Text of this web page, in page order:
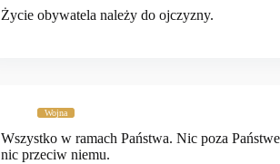
Życie obywatela należy do ojczyzny.
Wojna
Wszystko w ramach Państwa. Nic poza
nic przeciw niemu.